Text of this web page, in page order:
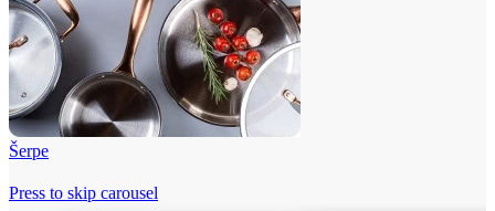
Šerpe
Press to skip carousel